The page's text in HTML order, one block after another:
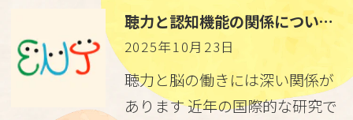
聴力と認知機能の関係について ― 国際学術誌掲載の最新研究より ―
2025年10月23日
聴力と脳の働きには深い関係が
あります 近年の国際的な研究で